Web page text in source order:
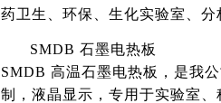
药卫生、环保、生化实验室、分
SMDB 石墨电热板
SMDB 高温石墨电热板，是我
制，液晶显示，专用于实验室